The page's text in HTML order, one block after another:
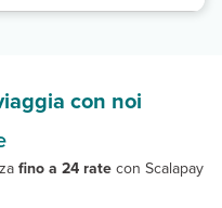
con noi
fino a 24 rate con Scalapay